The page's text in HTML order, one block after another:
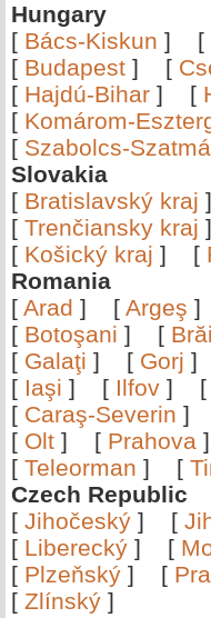
Hungary
[ Bács-Kiskun ] [
[ Budapest ] [
[ Hajdú-Bihar ] [
[ Komárom-
[ Szabolcs-
Slovakia
[ Bratislavský kraj
[ Trenčiansky kraj
[ Košický kraj ] [
Romania
[ Arad ] [ Argeş ]
[ Botoşani ] [
[ Galaţi ] [ Gorj ]
[ Iaşi ] [ Ilfov ] [
[ Caraş-Severin ]
[ Olt ] [ Prahova
[ Teleorman ] [
Czech Republic
[ Jihočeský ] [
[ Liberecký ] [
[ Plzeňský ] [
[ Zlínský ]